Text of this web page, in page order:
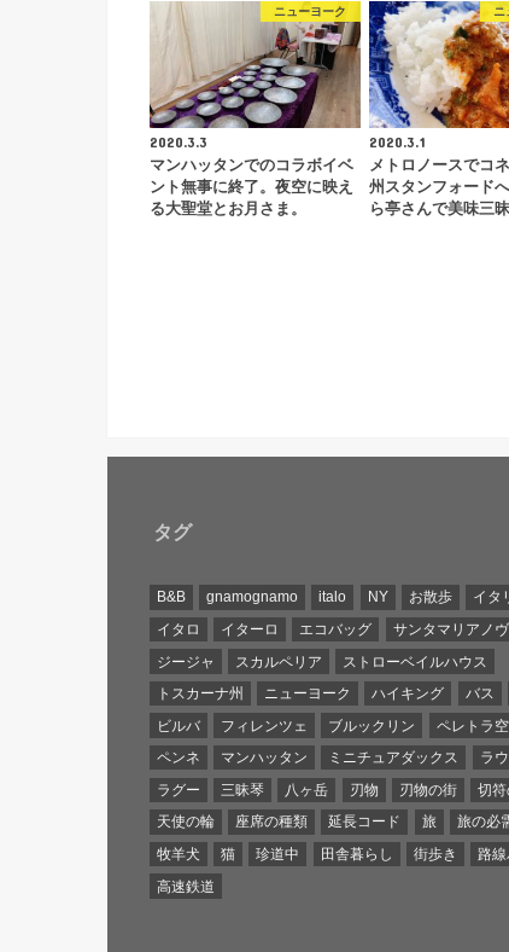
ニューヨーク
2020.3.3
マンハッタンでのコラボイベ
ント無事に終了。夜空に映え
る大聖堂とお月さま。
ニ
2020.3.1
メトロノースでコ
州スタンフォード
ら亭さんで美味三昧
タグ
B&B gnamognamo italo NY お散歩
イタ
イタロ
イターロ エコバッグ
サンタマリアノ
ジージャ
スカルペリア
ストローベイルハウス
トスカーナ州
ニューヨーク ハイキング バス
ビルバ
フィレンツェ ブルックリン
ペレトラ
ペンネ
マンハッタン ミニチュアダックス
ラ
ラグー
三昧琴 八ヶ岳 刃物 刃物の街
切
天使の輪
座席の種類 延長コード 旅 旅の必
牧羊犬
猫 珍道中 田舎暮らし 街歩き
路線
高速鉄道